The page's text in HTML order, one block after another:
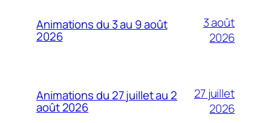
Animations du 3 au 9 août
2026
3 août
2026
Animations du 27 juillet au 2
août 2026
27 juillet
2026